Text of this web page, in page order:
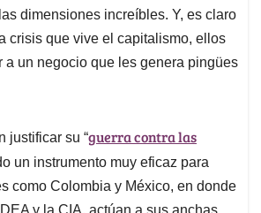
dimensiones increíbles. Y, es claro
crisis que vive el capitalismo, ellos
a un negocio que les genera pingües
justificar su “guerra contra las
un instrumento muy eficaz para
como Colombia y México, en donde